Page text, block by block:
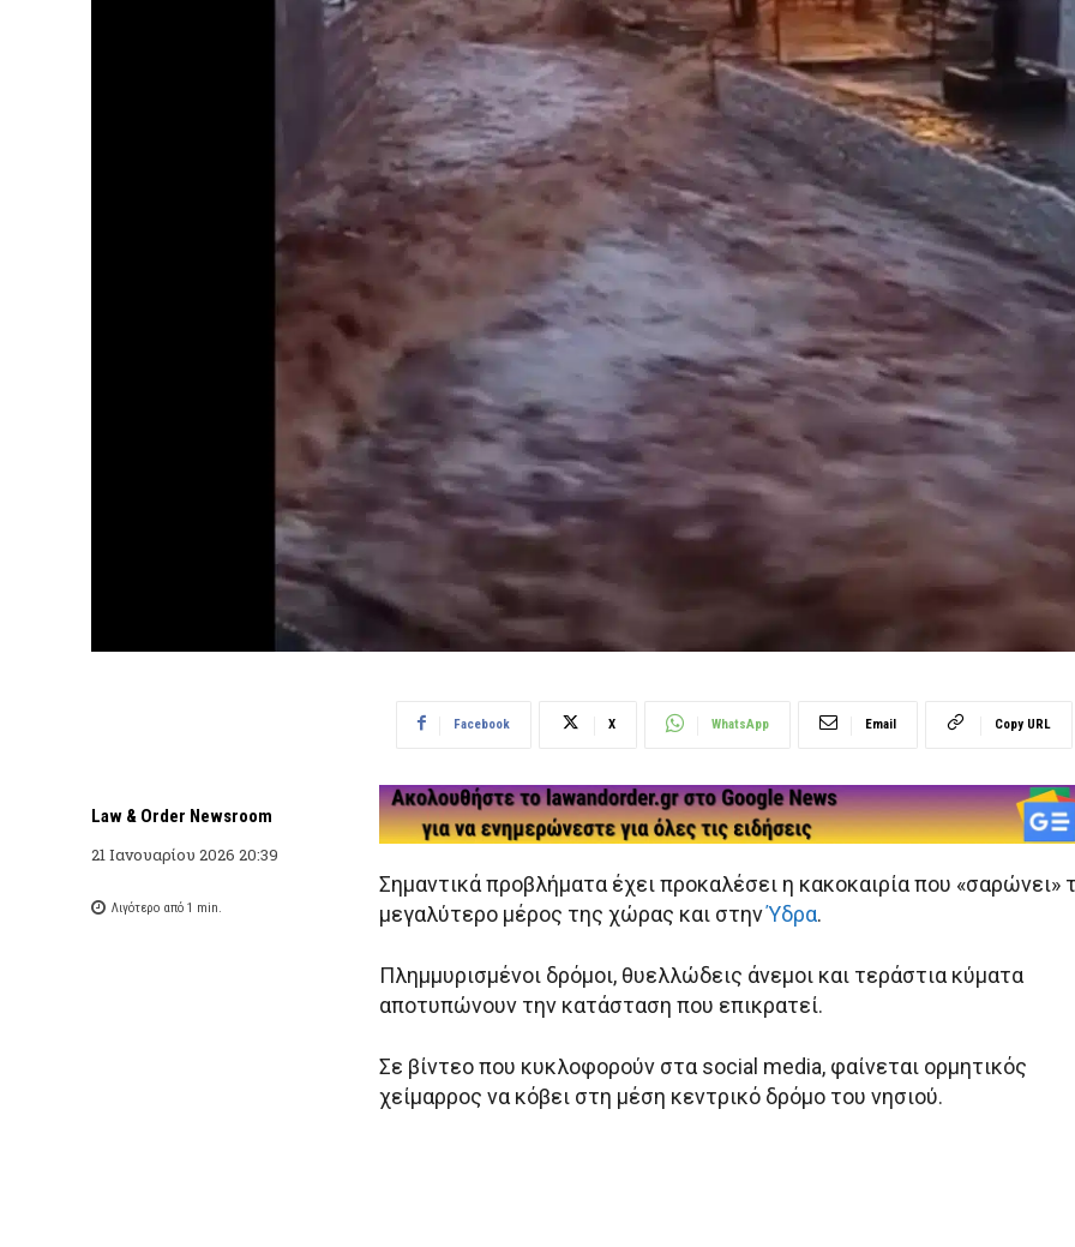
Law & Order Newsroom
21 Ιανουαρίου 2026 20:39
Λιγότερο από 1 min.
Facebook X WhatsApp Email Copy URL
Σημαντικά προβλήματα έχει προκαλέσει η κακοκαιρία που «σαρώνει»
μεγαλύτερο μέρος της χώρας και στηνΎδρα.
Πλημμυρισμένοι δρόμοι, θυελλώδεις άνεμοι και τεράστια κύματα
αποτυπώνουν την κατάσταση που επικρατεί.
Σε βίντεο που κυκλοφορούν στα social media, φαίνεται ορμητικός
χείμαρρος να κόβει στη μέση κεντρικό δρόμο του νησιού.